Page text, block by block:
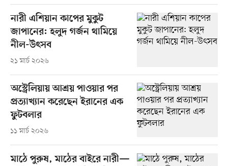
নারী এশিয়ান কাপের মুকুট
জাপানের: হলুদ গর্জন থামিয়ে
নীল-উৎসব
২১ মার্চ ২০২৬
অস্ট্রেলিয়ায় আশ্রয় পাওয়ার পর
প্রত্যাখ্যান করেছেন ইরানের এক
ফুটবলার
১১ মার্চ ২০২৬
মাঠে পুরুষ, মাঠের বাইরে নারী—